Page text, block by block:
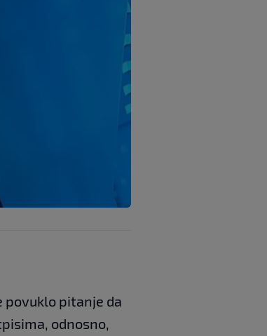
povuklo pitanje da
odnosno,